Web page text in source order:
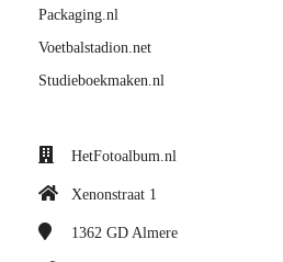
Packaging.nl
Voetbalstadion.net
Studieboekmaken.nl
HetFotoalbum.nl
Xenonstraat 1
1362 GD Almere